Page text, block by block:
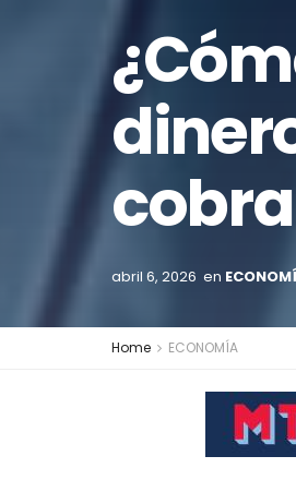
abril 6, 2026 en
Home ECONOMÍA